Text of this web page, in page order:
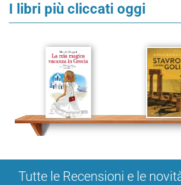
I libri più cliccati oggi
Tutte le Recensioni e le